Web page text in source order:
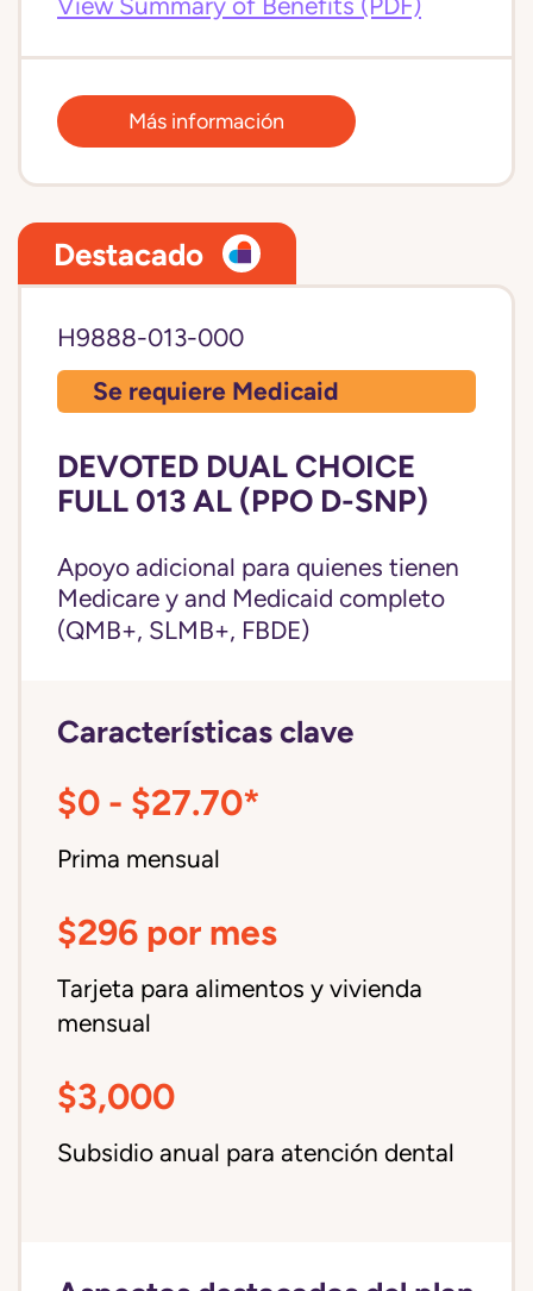
View Summary of Benefits (PDF)
Más información
Destacado
H9888-013-000
Se requiere Medicaid
DEVOTED DUAL CHOICE
FULL 013 AL (PPO D-SNP)
Apoyo adicional para quienes tienen
Medicare y and Medicaid completo
(QMB+, SLMB+, FBDE)
Características clave
$0 - $27.70*
Prima mensual
$296 por mes
Tarjeta para alimentos y vivienda
mensual
$3,000
Subsidio anual para atención dental